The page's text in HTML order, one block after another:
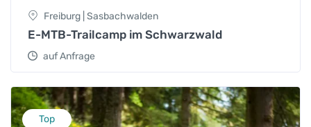
Freiburg | Sasbachwalden
E-MTB-Trailcamp im Schwarzwald
auf Anfrage
Top